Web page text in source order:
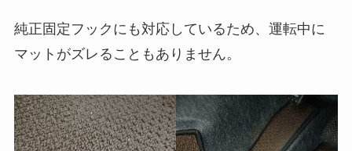
純正固定フックにも対応しているため、運転中に
マットがズレることもありません。